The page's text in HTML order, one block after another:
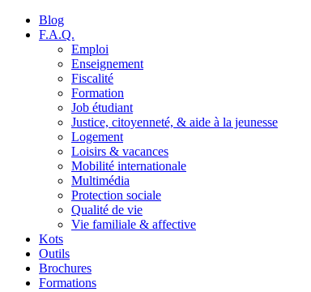
Blog
F.A.Q.
Emploi
Enseignement
Fiscalité
Formation
Job étudiant
Justice, citoyenneté, & aide à la jeunesse
Logement
Loisirs & vacances
Mobilité internationale
Multimédia
Protection sociale
Qualité de vie
Vie familiale & affective
Kots
Outils
Brochures
Formations